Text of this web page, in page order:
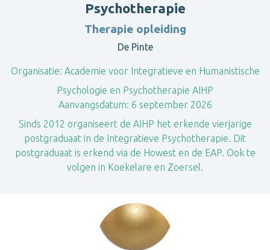
Psychotherapie
Therapie opleiding
De Pinte
Organisatie: Academie voor Integratieve en Humanistische
Psychologie en Psychotherapie AIHP
Aanvangsdatum: 6 september 2026
Sinds 2012 organiseert de AIHP het erkende vierjarige
postgraduaat in de Integratieve Psychotherapie. Dit
postgraduaat is erkend via de Howest en de EAP. Ook te
volgen in Koekelare en Zoersel.